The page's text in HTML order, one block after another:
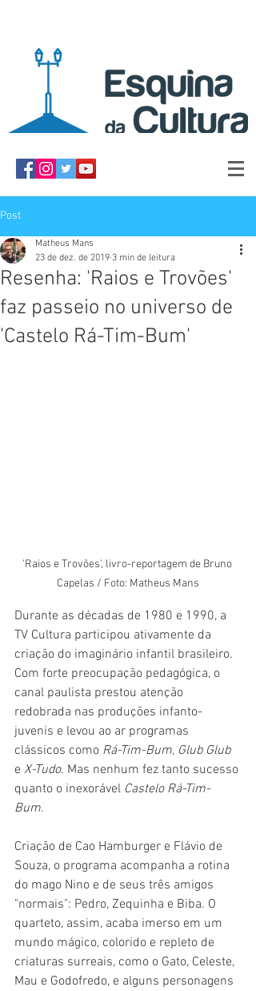
Post
Resenha: 'Raios e Trovões'
faz passeio no universo de
'Castelo Rá-Tim-Bum'
Matheus Mans
23 de dez. de 2019 3 min de leitura
'Raios e Trovões', livro-reportagem de Bruno
Capelas / Foto: Matheus Mans
Durante as décadas de 1980 e 1990, a
TV Cultura participou ativamente da
criação do imaginário infantil brasileiro.
Com forte preocupação pedagógica, o
canal paulista prestou atenção
redobrada nas produções infanto-
juvenis e levou ao ar programas
clássicos como Rá-Tim-Bum, Glub Glub
e X-Tudo. Mas nenhum fez tanto sucesso
quanto o inexorável Castelo Rá-Tim-
Bum.
Criação de Cao Hamburger e Flávio de
Souza, o programa acompanha a rotina
do mago Nino e de seus três amigos
"normais": Pedro, Zequinha e Biba. O
quarteto, assim, acaba imerso em um
mundo mágico, colorido e repleto de
criaturas surreais, como o Gato, Celeste,
Mau e Godofredo, e alguns personagens